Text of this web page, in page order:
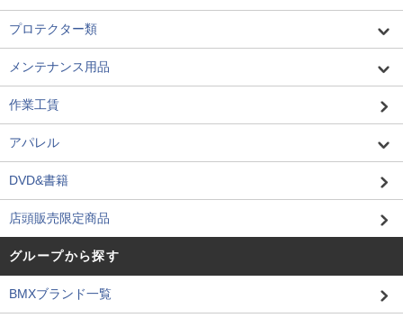
プロテクター類
メンテナンス用品
作業工賃
アパレル
DVD&書籍
店頭販売限定商品
グループから探す
BMXブランド一覧